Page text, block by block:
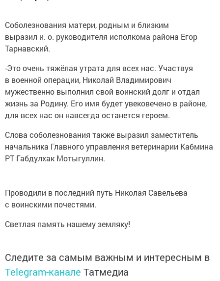
Соболезнования матери, родным и близким
выразил и. о. руководителя исполкома района Егор
Тарнавский.
-Это очень тяжёлая утрата для всех нас. Участвуя
в военной операции, Николай Владимирович
мужественно выполнил свой воинский долг и отдал
жизнь за Родину. Его имя будет увековечено в районе,
для всех нас он навсегда останется героем.
Слова соболезнования также выразил заместитель
начальника Главного управления ветеринарии Кабмина
РТ Габдулхак Мотыгуллин.
Проводили в последний путь Николая Савельева
с воинскими почестями.
Светлая память нашему земляку!
Следите за самым важным и интересным в
Telegram-канале Татмедиа